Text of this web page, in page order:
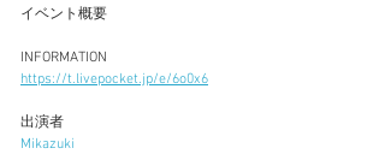
イベント概要
INFORMATION
https://t.livepocket.jp/e/6o0x6
出演者
Mikazuki